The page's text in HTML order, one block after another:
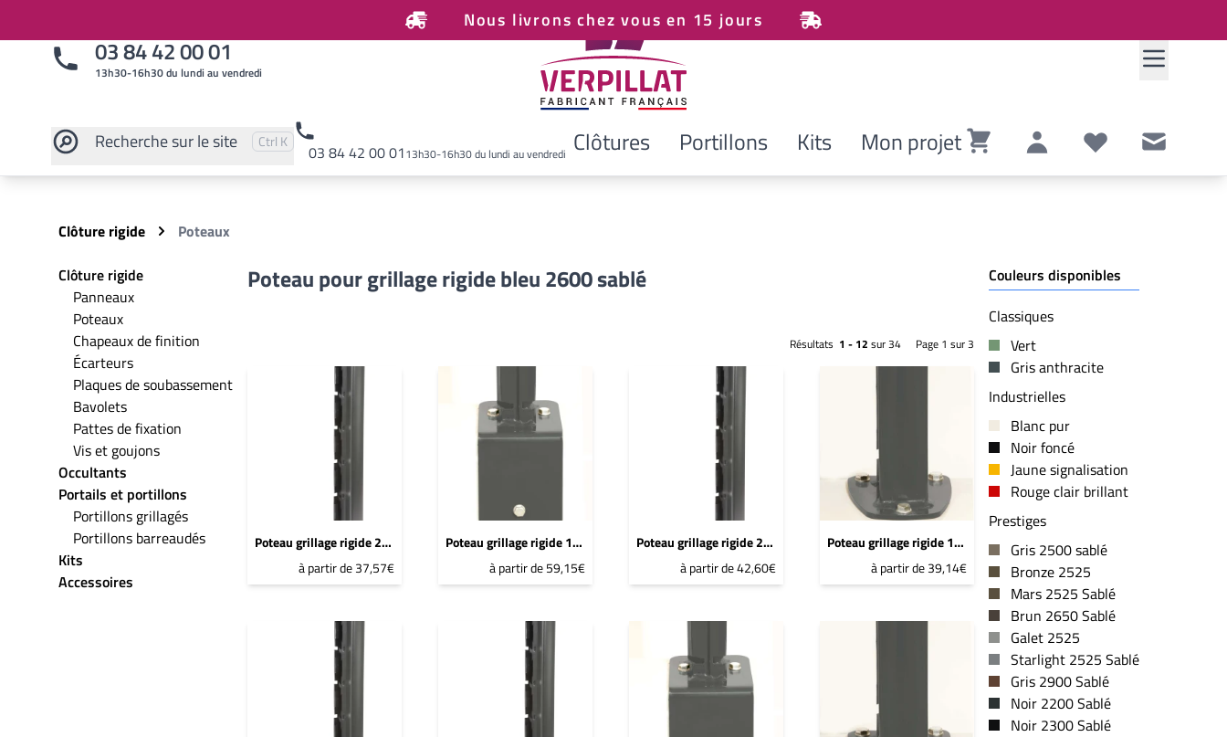
Nous livrons chez vous en 15 jours
03 84 42 00 01
13h30-16h30 du lundi au vendredi
Recherchesur le site Pressez
Ctrl et
K pour rechercher
03 84 42 00 0113h30-16h30 du lundi au vendredi Clôtures Portillons Kits Mon projet
Rechercher sur le site
Clôture rigide
Poteaux
Clôture rigide
Panneaux
Poteaux
Chapeaux de finition
Écarteurs
Plaques de soubassement
Bavolets
Pattes de fixation
Vis et goujons
Occultants
Portails et portillons
Portillons grillagés
Portillons barreaudés
Kits
Accessoires
Poteau pour grillage rigide bleu 2600 sablé
Résultats 1 - 12 sur 34 Page 1 sur 3
Poteau grillage rigide 2167mm Bleu 2600 Sablé - DeltaMax à sceller
à partir de 37,57€
Poteau grillage rigide 1867mm Bleu 2600 Sablé - DeltaMax platine équerre soudée
à partir de 59,15€
Poteau grillage rigide 2467mm Bleu 2600 Sablé - DeltaMax à sceller
à partir de 42,60€
Poteau grillage rigide 1467mm Bleu 2600 Sablé - DeltaMax platine soudée
à partir de 39,14€
Couleurs disponibles
Classiques
Vert
Gris anthracite
Industrielles
Blanc pur
Noir foncé
Jaune signalisation
Rouge clair brillant
Prestiges
Gris 2500 sablé
Bronze 2525
Mars 2525 Sablé
Brun 2650 Sablé
Galet 2525
Starlight 2525 Sablé
Gris 2900 Sablé
Noir 2200 Sablé
Noir 2300 Sablé